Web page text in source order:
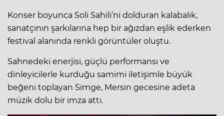
Konser boyunca Soli Sahili’ni dolduran kalabalık,
sanatçının şarkılarına hep bir ağızdan eşlik ederken
festival alanında renkli görüntüler oluştu.
Sahnedeki enerjisi, güçlü performansı ve
dinleyicilerle kurduğu samimi iletişimle büyük
beğeni toplayan Simge, Mersin gecesine adeta
müzik dolu bir imza attı.